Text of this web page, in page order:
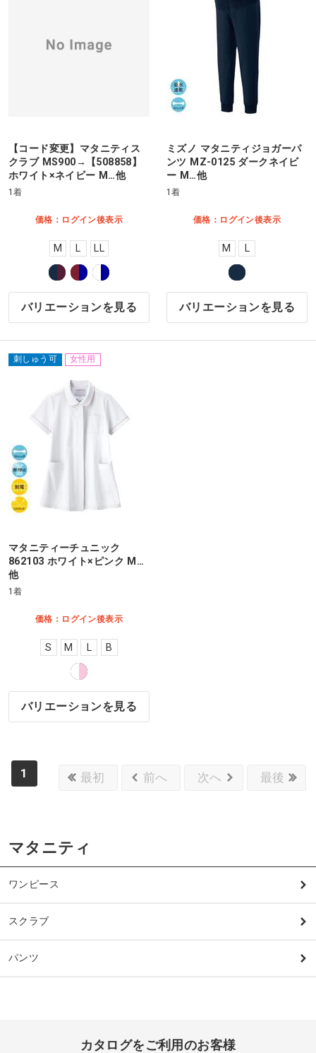
【コード変更】マタニティス
クラブ MS900→【508858】
ホワイト×ネイビー M…他
1着
価格：ログイン後表示
M
バリエーションを見る
ミズノ マタニティジョガーパ
ンツ MZ-0125 ダークネイビ
ー M…他
1着
価格：ログイン後表示
M
バリエーションを見る
刺しゅう可 女性用
マタニティーチュニック
862103 ホワイト×ピンク M…
他
1着
価格：ログイン後表示
S M B
バリエーションを見る
1 最初 前へ 次へ 最後
マタニティ
ワンピース
スクラブ
パンツ
カタログをご利用のお客様